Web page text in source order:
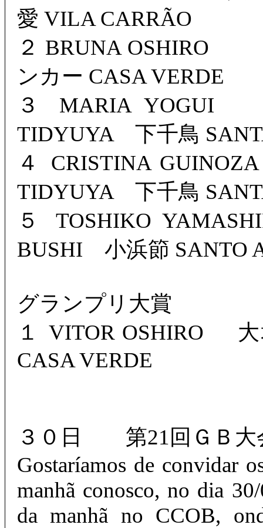
愛 VILA CARRÃO
２ BRUNA OSHIRO
ンカー CASA VERDE
３ MARIA
TIDYUYA 下千鳥
４ CRISTINA
TIDYUYA 下千鳥
５ TOSHIKO
BUSHI 小浜節 SANTO
グランプリ大賞
１ VITOR OSHIRO
CASA VERDE
３０日 第21回ＧＢ大
Gostaríamos de convidar
manhã conosco, no dia
da manhã no CCOB,